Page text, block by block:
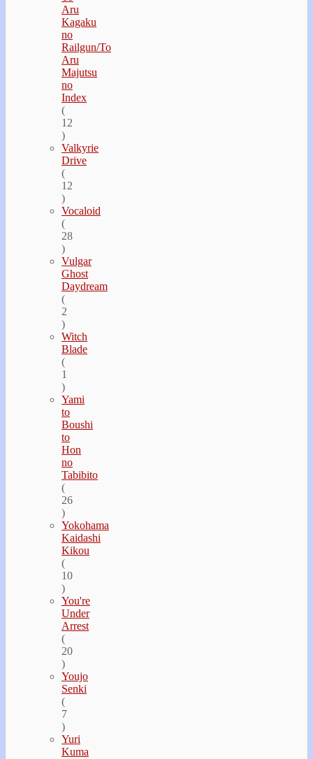
Aru
Kagaku
no
Railgun/To
Aru
Majutsu
no
Index
(
12
)
Valkyrie
Drive
(
12
)
Vocaloid
(
28
)
Vulgar
Ghost
Daydream
(
2
)
Witch
Blade
(
1
)
Yami
to
Boushi
to
Hon
no
Tabibito
(
26
)
Yokohama
Kaidashi
Kikou
(
10
)
You're
Under
Arrest
(
20
)
Youjo
Senki
(
7
)
Yuri
Kuma